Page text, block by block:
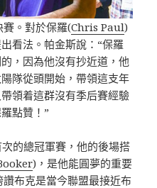
賽。對於保羅(Chris Paul)
看法。帕金斯說：“保羅
，因為他沒有抄近道，他
隊從頭開始，帶領這支年
領着這群沒有季后賽經驗
點贊！”
的總冠軍賽，他的後場搭
)，是他能圓夢的重要
讚布克是當今聯盟最接近布